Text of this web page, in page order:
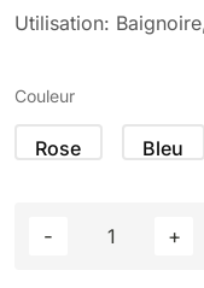
Utilisation:
Couleur
Rose Bleu